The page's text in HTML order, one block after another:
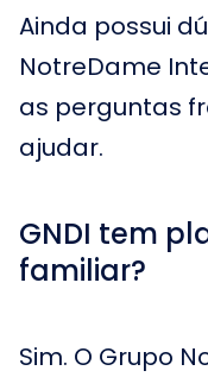
Ainda possui
NotreDame
as perguntas
ajudar.
GNDI tem
familiar?
Sim. O Grupo